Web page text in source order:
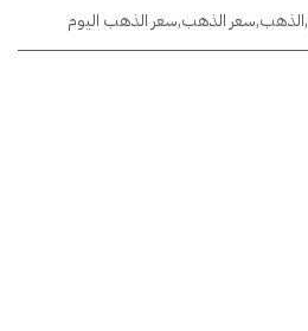
,الذهب,سعر الذهب,سعر الذهب اليوم